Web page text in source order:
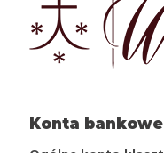
Konta bankowe